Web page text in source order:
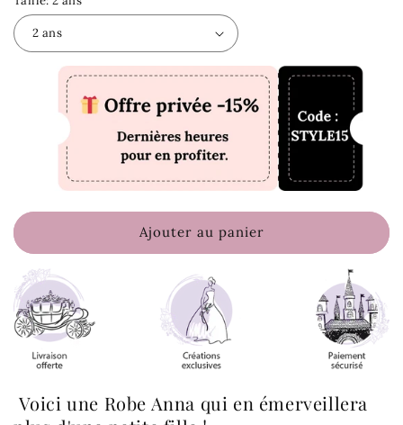
Ajouter au panier
Voici une Robe Anna qui en émerveillera